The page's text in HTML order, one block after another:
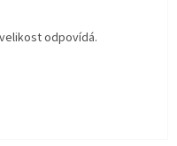
z 5 hvězdiček.
odpovídá.
z 5 hvězdiček.